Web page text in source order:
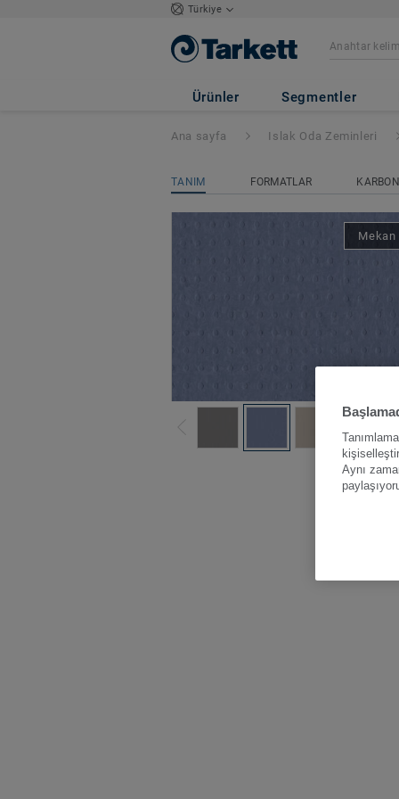
Türkiye
Ürünler Segmentler
Granit Multisafe
Ana sayfa Islak Oda Zeminleri
TANIM FORMATLAR
Mekan
Tüm
Aynı